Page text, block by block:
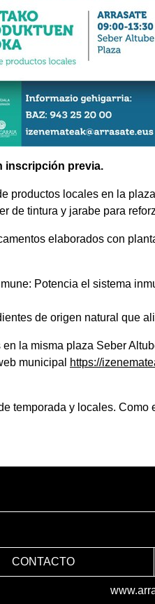
inscripción previa.
productos locales en la
de tintura y jarabe para
elaborados con
Potencia el sistema
de origen natural que
la misma plaza Seber
municipal
https://
temporada y locales.
CONTACTO